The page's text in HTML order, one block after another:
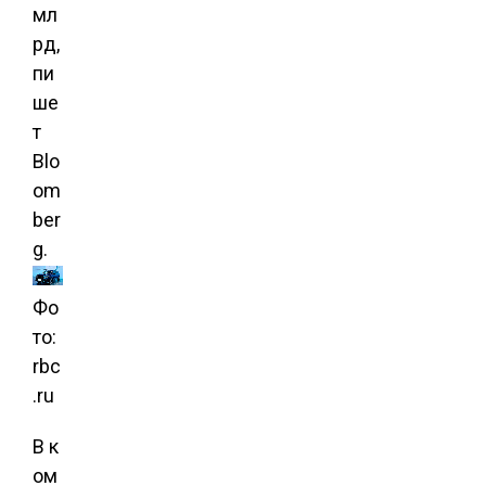
мл
рд,
пи
ше
т
Blo
om
ber
g.
Фо
то:
rbc
.ru
В к
ом